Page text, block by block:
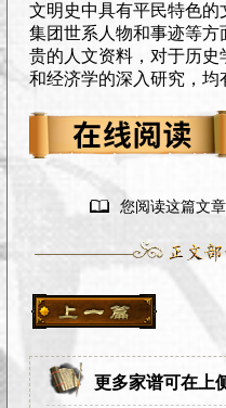
文明史中具有平民特色
集团世系人物和事迹等
贵的人文资料，对于历
和经济学的深入研究，均
 您阅读这篇文
更多家谱可在上